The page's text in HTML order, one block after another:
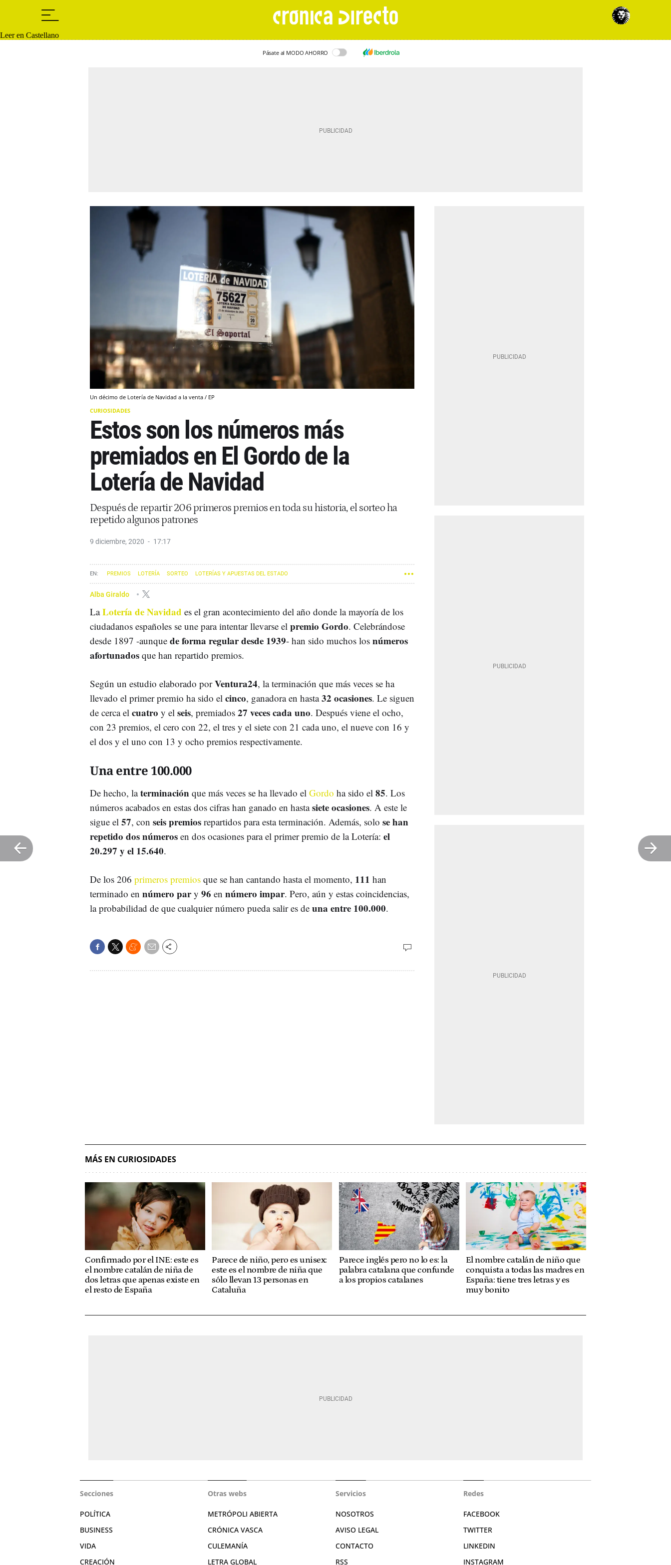
Leer en Castellano
Pásate al MODO AHORRO
Un décimo de Lotería de Navidad a la venta / EP
CURIOSIDADES
Estos son los números más
premiados en El Gordo de la
Lotería de Navidad
Después de repartir 206 primeros premios en toda su historia, el sorteo ha
repetido algunos patrones
9 diciembre, 2020 17:17
PREMIOS LOTERÍA SORTEO LOTERÍAS Y APUESTAS DEL ESTADO
Alba Giraldo
LaLotería de Navidad es el gran acontecimiento del año donde la mayoría de los
ciudadanos españoles se une para intentar llevarse el premio Gordo. Celebrándose
desde 1897 -aunque de forma regular desde 1939- han sido muchos los números
afortunados que han repartido premios.
Según un estudio elaborado porVentura24, la terminación que más veces se ha
llevado el primer premio ha sido el cinco, ganadora en hasta32 ocasiones. Le siguen
de cerca el cuatro y el seis, premiados 27 veces cada uno. Después viene el ocho,
con 23 premios, el cero con 22, el tres y el siete con 21 cada uno, el nueve con 16 y
el dos y el uno con 13 y ocho premios respectivamente.
Una entre 100.000
De hecho, laterminación que más veces se ha llevado el Gordo ha sido el 85. Los
números acabados en estas dos cifras han ganado en hastasiete ocasiones. A este le
sigue el 57, con seis premios repartidos para esta terminación. Además, solo se han
repetido dos números en dos ocasiones para el primer premio de la Lotería: el
20.297 y el 15.640.
De los 206 primeros premios que se han cantando hasta el momento, 111 han
terminado en número pary 96 en número impar. Pero, aún y estas coincidencias,
la probabilidad de que cualquier número pueda salir es de una entre 100.000.
MÁS EN CURIOSIDADES
Confirmado por el INE: este es
el nombre catalán de niña de
dos letras que apenas existe en
el resto de España
Parece de niño, pero es unisex:
este es el nombre de niña que
sólo llevan 13 personas en
Cataluña
Parece inglés pero no lo es: la
palabra catalana que confunde
a los propios catalanes
El nombre catalán de niño que
conquista a todas las madres en
España: tiene tres letras y es
muy bonito
Secciones
POLÍTICA
BUSINESS
VIDA
CREACIÓN
Otras webs
METRÓPOLI ABIERTA
CRÓNICA VASCA
CULEMANÍA
LETRA GLOBAL
Servicios
NOSOTROS
AVISO LEGAL
CONTACTO
RSS
Redes
FACEBOOK
TWITTER
LINKEDIN
INSTAGRAM